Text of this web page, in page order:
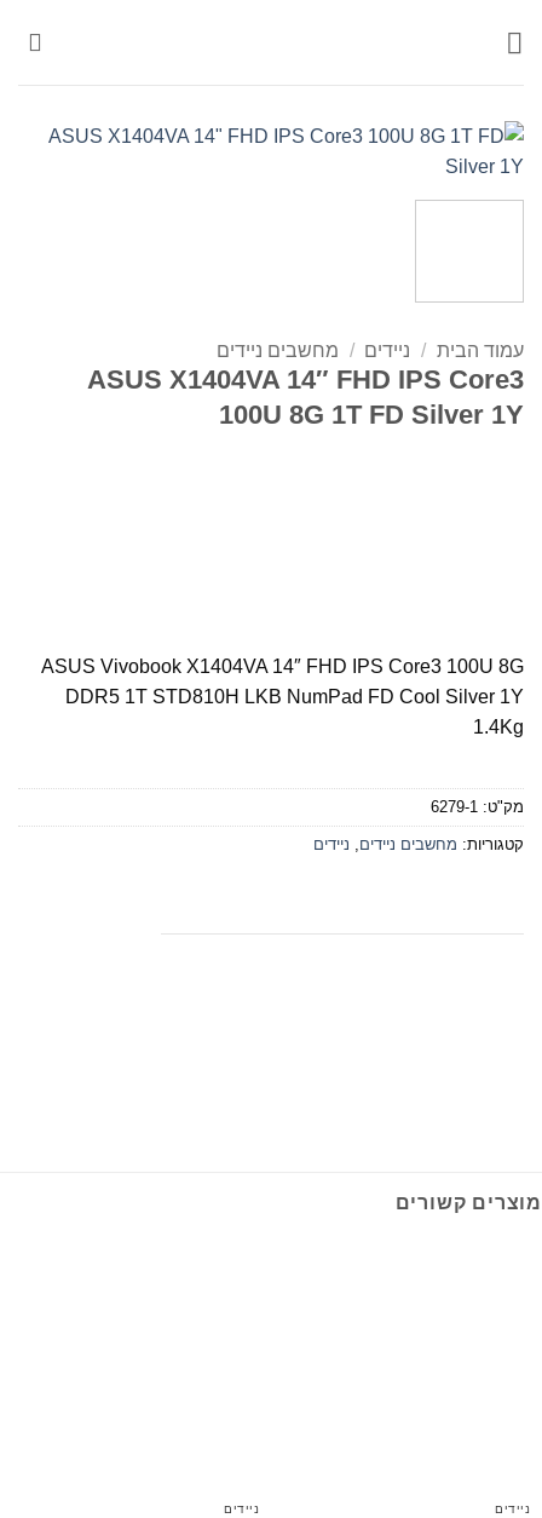
עמוד הבית / ניידים / מחשבים ניידים
ASUS X1404VA 14″ FHD IPS Core3
100U 8G 1T FD Silver 1Y
ASUS Vivobook X1404VA 14″ FHD IPS Core3 100U 8G
DDR5 1T STD810H LKB NumPad FD Cool Silver 1Y
1.4Kg
מק"ט: 6279-1
קטגוריות: מחשבים ניידים ניידים
מוצרים קשורים
ניידים ניידים